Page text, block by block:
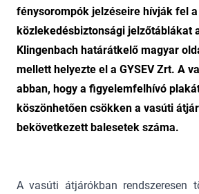
fénysorompók jelzéseire hívják fel
közlekedésbiztonsági jelzőtáblákat
Klingenbach határátkelő magyar
mellett helyezte el a GYSEV Zrt. A
abban, hogy a figyelemfelhívó
köszönhetően csökken a vasúti
bekövetkezett balesetek száma.
A vasúti átjárókban rendszeresen